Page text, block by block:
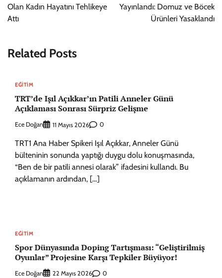
Olan Kadın Hayatını Tehlikeye
Attı
Yayınlandı: Domuz ve Böcek
Ürünleri Yasaklandı
Related Posts
EĞITIM
TRT’de Işıl Açıkkar’ın Patili Anneler Günü
Açıklaması Sonrası Sürpriz Gelişme
Ece Doğan 11 Mayıs 2026 0
TRT1 Ana Haber Spikeri Işıl Açıkkar, Anneler Günü
bülteninin sonunda yaptığı duygu dolu konuşmasında,
“Ben de bir patili annesi olarak” ifadesini kullandı. Bu
açıklamanın ardından, […]
EĞITIM
Spor Dünyasında Doping Tartışması: “Geliştirilmiş
Oyunlar” Projesine Karşı Tepkiler Büyüyor!
Ece Doğan 22 Mayıs 2026 0